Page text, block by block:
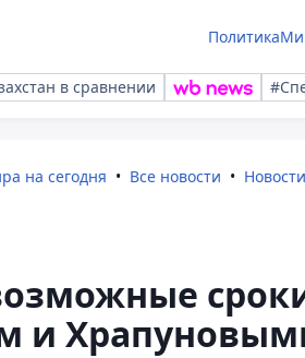
Политика
в сравнении
на сегодня Все новости
и